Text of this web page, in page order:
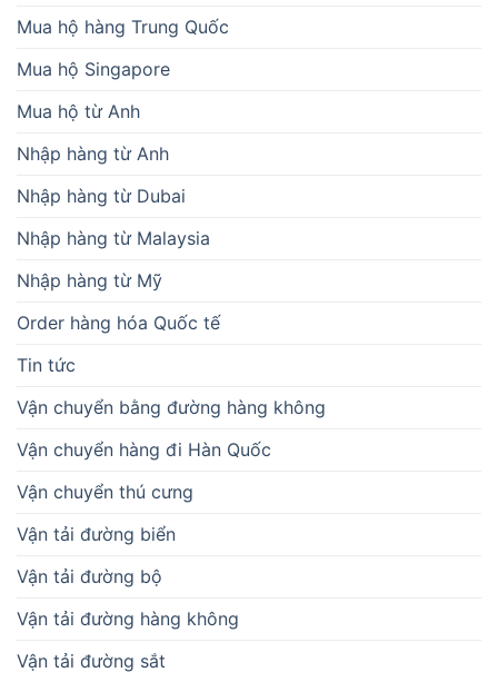
Mua hộ hàng Trung Quốc
Mua hộ Singapore
Mua hộ từ Anh
Nhập hàng từ Anh
Nhập hàng từ Dubai
Nhập hàng từ Malaysia
Nhập hàng từ Mỹ
Order hàng hóa Quốc tế
Tin tức
Vận chuyển bằng đường hàng không
Vận chuyển hàng đi Hàn Quốc
Vận chuyển thú cưng
Vận tải đường biển
Vận tải đường bộ
Vận tải đường hàng không
Vận tải đường sắt